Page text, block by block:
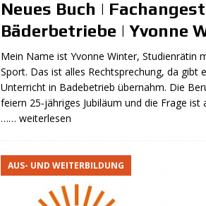
Bäderbetriebe (m/
&
[ 29. April 2024 ]
Neues Buch |
Bäderbetriebe | Yvonne
Mein Name ist Yvonne Winter, Studienrätin
Sport. Das ist alles Rechtsprechung, da gibt
Unterricht in Bade­betrieb übernahm. Die
feiern 25-jähriges Jubiläum und die Frage ist
…… weiterlesen
AUS- UND WEITERBILDUNG